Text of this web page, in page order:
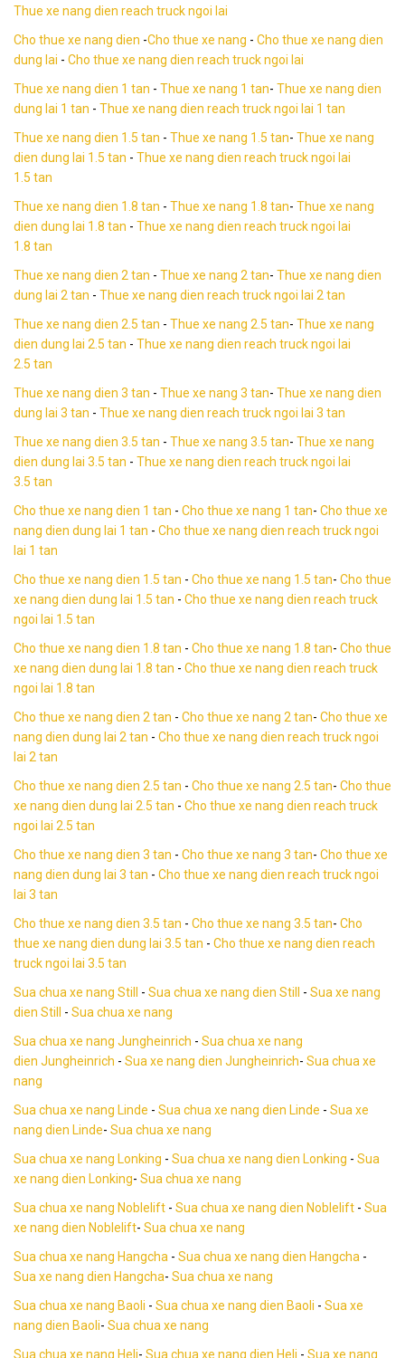
Thue xe nang dien reach truck ngoi lai
Cho thue xe nang dien -Cho thue xe nang - Cho thue xe nang dien
dung lai - Cho thue xe nang dien reach truck ngoi lai
Thue xe nang dien 1 tan - Thue xe nang 1 tan- Thue xe nang dien
dung lai 1 tan - Thue xe nang dien reach truck ngoi lai 1 tan
Thue xe nang dien 1.5 tan - Thue xe nang 1.5 tan- Thue xe nang
dien dung lai 1.5 tan - Thue xe nang dien reach truck ngoi lai
1.5 tan
Thue xe nang dien 1.8 tan - Thue xe nang 1.8 tan- Thue xe nang
dien dung lai 1.8 tan - Thue xe nang dien reach truck ngoi lai
1.8 tan
Thue xe nang dien 2 tan - Thue xe nang 2 tan- Thue xe nang dien
dung lai 2 tan - Thue xe nang dien reach truck ngoi lai 2 tan
Thue xe nang dien 2.5 tan - Thue xe nang 2.5 tan- Thue xe nang
dien dung lai 2.5 tan - Thue xe nang dien reach truck ngoi lai
2.5 tan
Thue xe nang dien 3 tan - Thue xe nang 3 tan- Thue xe nang dien
dung lai 3 tan - Thue xe nang dien reach truck ngoi lai 3 tan
Thue xe nang dien 3.5 tan - Thue xe nang 3.5 tan- Thue xe nang
dien dung lai 3.5 tan - Thue xe nang dien reach truck ngoi lai
3.5 tan
Cho thue xe nang dien 1 tan - Cho thue xe nang 1 tan- Cho thue xe
nang dien dung lai 1 tan - Cho thue xe nang dien reach truck ngoi
lai 1 tan
Cho thue xe nang dien 1.5 tan - Cho thue xe nang 1.5 tan- Cho thue
xe nang dien dung lai 1.5 tan - Cho thue xe nang dien reach truck
ngoi lai 1.5 tan
Cho thue xe nang dien 1.8 tan - Cho thue xe nang 1.8 tan- Cho thue
xe nang dien dung lai 1.8 tan - Cho thue xe nang dien reach truck
ngoi lai 1.8 tan
Cho thue xe nang dien 2 tan - Cho thue xe nang 2 tan- Cho thue xe
nang dien dung lai 2 tan - Cho thue xe nang dien reach truck ngoi
lai 2 tan
Cho thue xe nang dien 2.5 tan - Cho thue xe nang 2.5 tan- Cho thue
xe nang dien dung lai 2.5 tan - Cho thue xe nang dien reach truck
ngoi lai 2.5 tan
Cho thue xe nang dien 3 tan - Cho thue xe nang 3 tan- Cho thue xe
nang dien dung lai 3 tan - Cho thue xe nang dien reach truck ngoi
lai 3 tan
Cho thue xe nang dien 3.5 tan - Cho thue xe nang 3.5 tan- Cho
thue xe nang dien dung lai 3.5 tan - Cho thue xe nang dien reach
truck ngoi lai 3.5 tan
Sua chua xe nang Still - Sua chua xe nang dien Still - Sua xe nang
dien Still
- Sua chua xe nang
Sua chua xe nang Jungheinrich - Sua chua xe nang
dien Jungheinrich - Sua xe nang dien Jungheinrich- Sua chua xe
nang
Sua chua xe nang Linde - Sua chua xe nang dien Linde - Sua xe
nang dien Linde- Sua chua xe nang
Sua chua xe nang Lonking - Sua chua xe nang dien Lonking - Sua
xe nang dien Lonking- Sua chua xe nang
Sua chua xe nang Noblelift - Sua chua xe nang dien Noblelift - Sua
xe nang dien Noblelift- Sua chua xe nang
Sua chua xe nang Hangcha - Sua chua xe nang dien Hangcha -
Sua xe nang dien Hangcha- Sua chua xe nang
Sua chua xe nang Baoli - Sua chua xe nang dien Baoli - Sua xe
nang dien Baoli- Sua chua xe nang
Sua chua xe nang Heli- Sua chua xe nang dien Heli - Sua xe nang